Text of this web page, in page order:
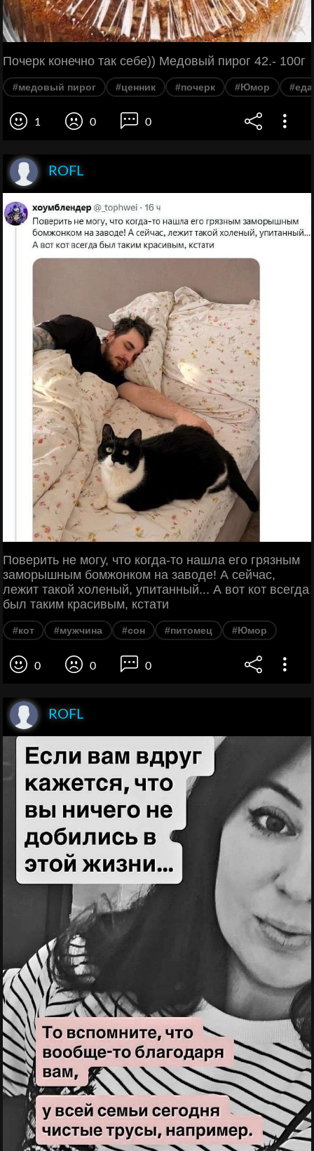
Почерк конечно так себе)) Медовый пирог 42.- 100г
#медовый пирог #ценник #почерк #Юмор #еда
1 0 0
ROFL
Поверить не могу, что когда-то нашла его грязным
заморышным бомжонком на заводе! А сейчас,
лежит такой холеный, упитанный... А вот кот всегда
был таким красивым, кстати
#кот #мужчина #сон #питомец #Юмор
0 0 0
ROFL